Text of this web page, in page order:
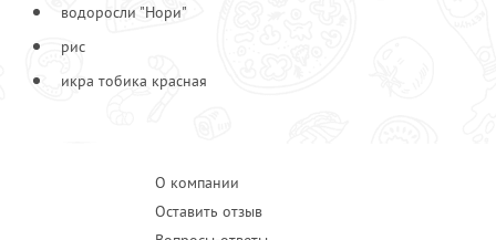
водоросли "Нори"
рис
икра тобика красная
О компании
Оставить отзыв